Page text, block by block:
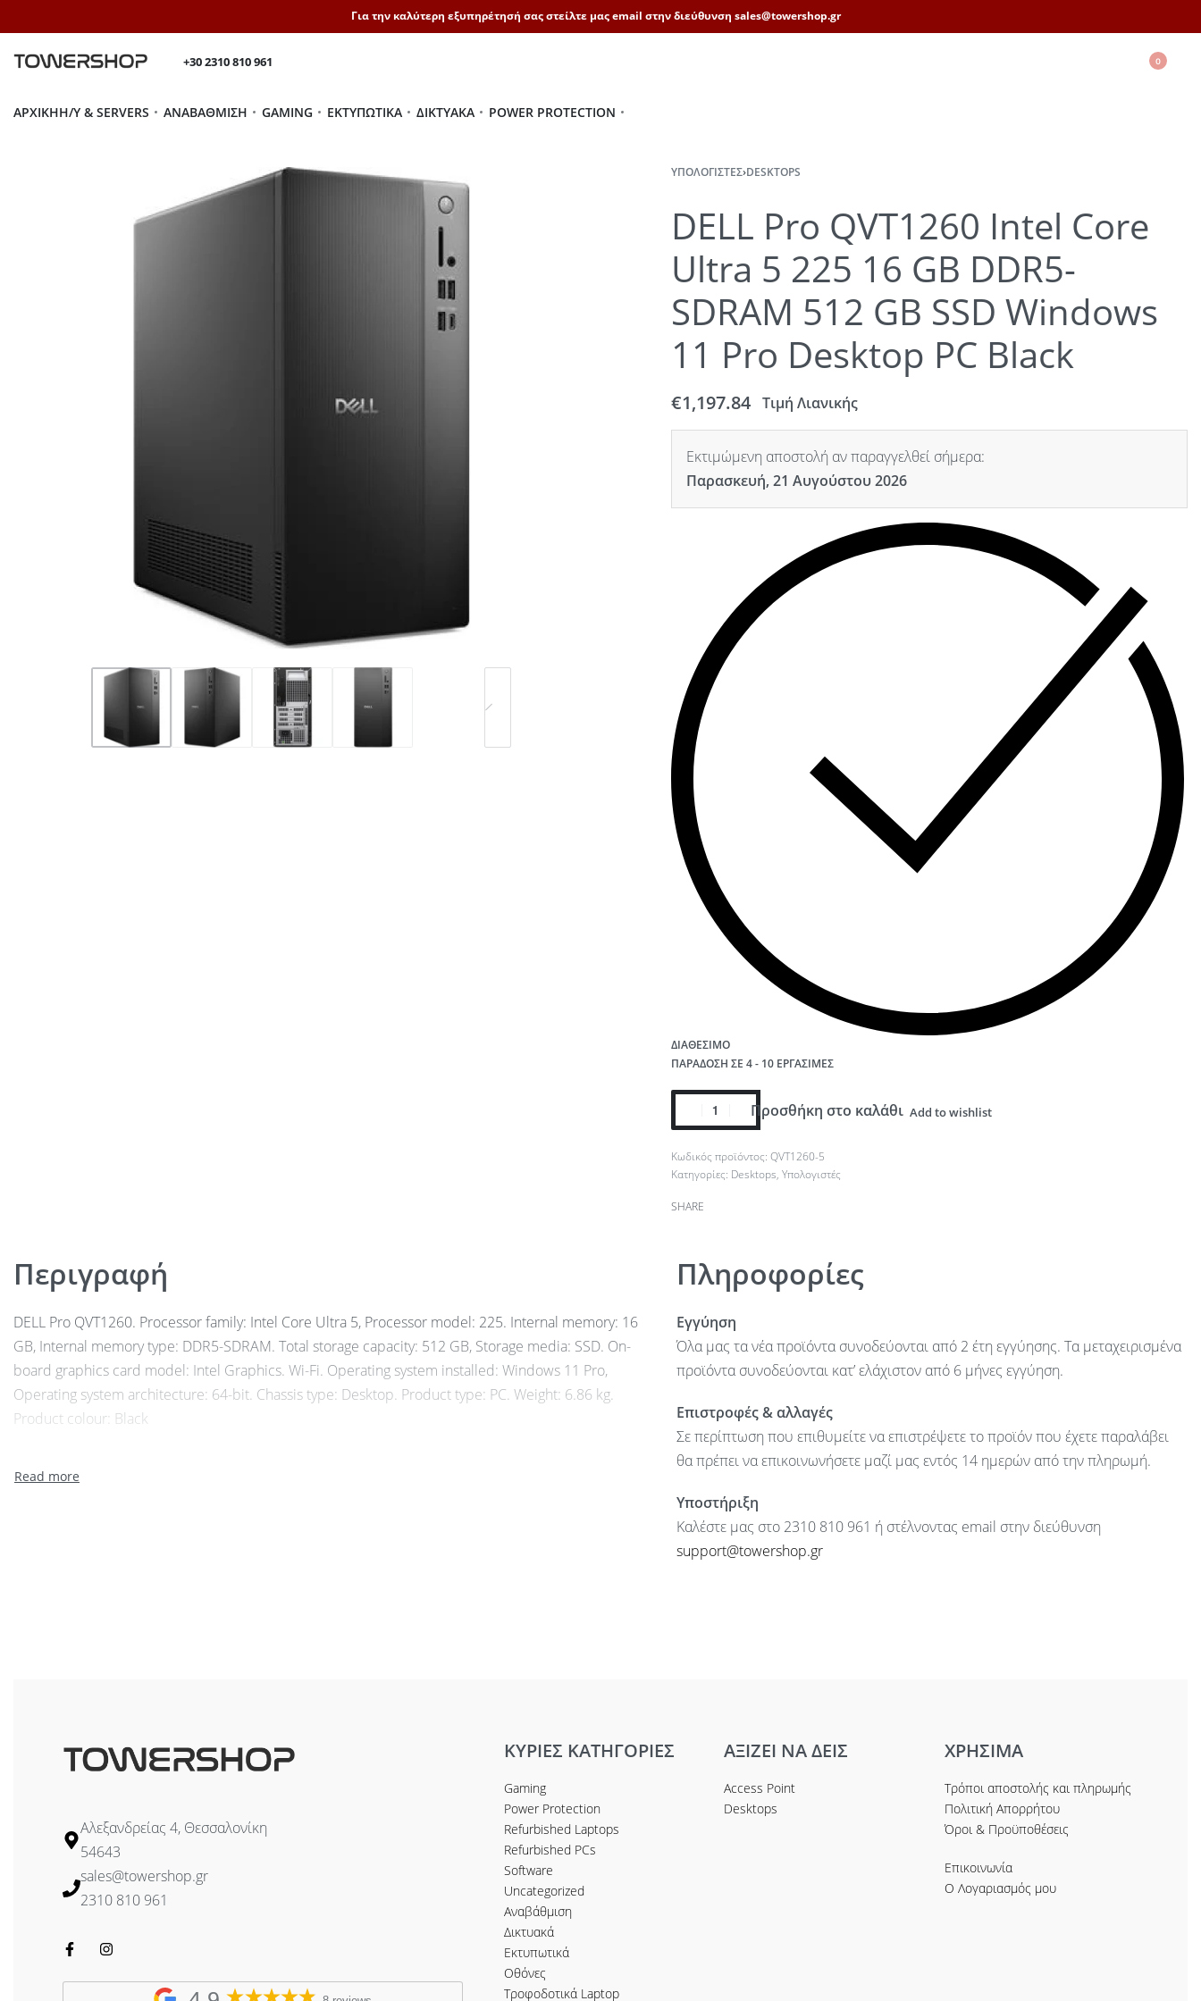
Για την καλύτερη εξυπηρέτησή σας στείλτε μας email στην διεύθυνση sales@towershop.gr
+30 2310 810 961 0
ΑΡΧΙΚΉH/Y & SERVERS ΑΝΑΒΆΘΜΙΣΗ GAMING ΕΚΤΥΠΩΤΙΚΆ ΔΙΚΤΥΑΚΆ POWER PROTECTION
ΥΠΟΛΟΓΙΣΤΈΣ›DESKTOPS
DELL Pro QVT1260 Intel Core
Ultra 5 225 16 GB DDR5-
SDRAM 512 GB SSD Windows
11 Pro Desktop PC Black
€1,197.84 Τιμή Λιανικής
Εκτιμώμενη αποστολή αν παραγγελθεί σήμερα:
Παρασκευή, 21 Αυγούστου 2026
ΔΙΑΘΈΣΙΜΟ
ΠΑΡΆΔΟΣΗ ΣΕ 4 - 10 ΕΡΓΆΣΙΜΕΣ
Προσθήκη στο καλάθι Add to wishlist
QVT1260-5
Κατηγορίες: Desktops, Υπολογιστές
SHARE
Περιγραφή
DELL Pro QVT1260. Processor family: Intel Core Ultra 5, Processor model: 225. Internal memory: 16
GB, Internal memory type: DDR5-SDRAM. Total storage capacity: 512 GB, Storage media: SSD. On-
board graphics card model: Intel Graphics. Wi-Fi. Operating system installed: Windows 11 Pro,
Operating system architecture: 64-bit. Chassis type: Desktop. Product type: PC. Weight: 6.86 kg.
Product colour: Black
Πληροφορίες
Εγγύηση
Όλα μας τα νέα προϊόντα συνοδεύονται από 2 έτη εγγύησης. Τα μεταχειρισμένα
προϊόντα συνοδεύονται κατ’ ελάχιστον από 6 μήνες εγγύηση.
Επιστροφές & αλλαγές
Σε περίπτωση που επιθυμείτε να επιστρέψετε το προϊόν που έχετε παραλάβει
θα πρέπει να επικοινωνήσετε μαζί μας εντός 14 ημερών από την πληρωμή.
Υποστήριξη
Καλέστε μας στο 2310 810 961 ή στέλνοντας email στην διεύθυνση
support@towershop.gr
Αλεξανδρείας 4, Θεσσαλονίκη
54643
sales@towershop.gr
2310 810 961
ΚΥΡΙΕΣ ΚΑΤΗΓΟΡΙΕΣ
Gaming
Power Protection
Refurbished Laptops
Refurbished PCs
Software
Uncategorized
Αναβάθμιση
Δικτυακά
Εκτυπωτικά
Οθόνες
Τροφοδοτικά Laptop
ΑΞΙΖΕΙ ΝΑ ΔΕΙΣ
Access Point
Desktops
ΧΡΗΣΙΜΑ
Τρόποι αποστολής και πληρωμής
Πολιτική Απορρήτου
Όροι & Προϋποθέσεις
Επικοινωνία
Ο Λογαριασμός μου